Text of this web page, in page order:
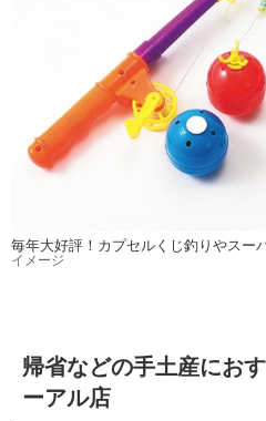
毎年大好評！カプセルくじ釣りやスー
イメージ
帰省などの手土産にお
ーアル店